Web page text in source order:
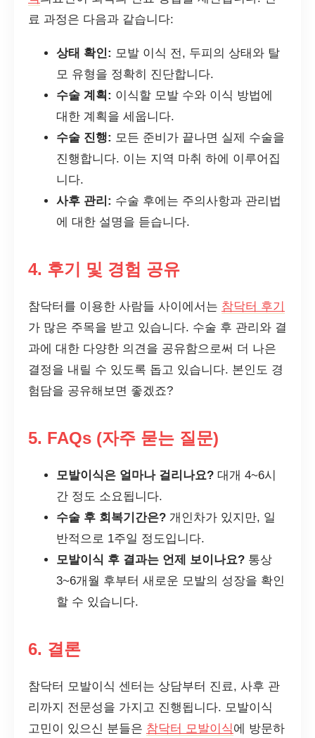
료 과정은 다음과 같습니다:
상태 확인: 모발 이식 전, 두피의 상태와 탈
모 유형을 정확히 진단합니다.
수술 계획: 이식할 모발 수와 이식 방법에
대한 계획을 세웁니다.
수술 진행: 모든 준비가 끝나면 실제 수술을
진행합니다. 이는 지역 마취 하에 이루어집
니다.
사후 관리: 수술 후에는 주의사항과 관리법
에 대한 설명을 듣습니다.
4. 후기 및 경험 공유
참닥터를 이용한 사람들 사이에서는 참닥터 후기
가 많은 주목을 받고 있습니다. 수술 후 관리와 결
과에 대한 다양한 의견을 공유함으로써 더 나은
결정을 내릴 수 있도록 돕고 있습니다. 본인도 경
험담을 공유해보면 좋겠죠?
5. FAQs (자주 묻는 질문)
모발이식은 얼마나 걸리나요? 대개 4~6시
간 정도 소요됩니다.
수술 후 회복기간은? 개인차가 있지만, 일
반적으로 1주일 정도입니다.
모발이식 후 결과는 언제 보이나요? 통상
3~6개월 후부터 새로운 모발의 성장을 확인
할 수 있습니다.
6. 결론
참닥터 모발이식 센터는 상담부터 진료, 사후 관
리까지 전문성을 가지고 진행됩니다. 모발이식
고민이 있으신 분들은 참닥터 모발이식에 방문하